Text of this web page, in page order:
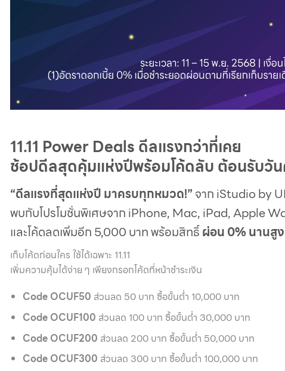
11.11 Power Deals ดีลแรงกว่าที่เคย
ช้อปดีลสุดคุ้มแห่งปีพร้อมโค้ดลับ ต้อนรับวั
“ดีลแรงที่สุดแห่งปี มาครบทุกหมวด!”จาก iStudio by
พบกับโปรโมชั่นพิเศษจาก iPhone, Mac, iPad, Apple
และโค้ดลดเพิ่มอีก 5,000 บาท พร้อมสิทธิ์ผ่อน 0% นานสู
เก็บโค้ดก่อนใคร ใช้ได้เฉพาะ 11.11
เพิ่มความคุ้มได้ง่าย ๆ เพียงกรอกโค้ดที่หน้าชำระเงิน
Code OCUF50 ส่วนลด 50 บาท ซื้อขั้นต่ำ 10,000 บาท
Code OCUF100 ส่วนลด 100 บาท ซื้อขั้นต่ำ 30,000 บาท
Code OCUF200 ส่วนลด 200 บาท ซื้อขั้นต่ำ 50,000 บาท
Code OCUF300 ส่วนลด 300 บาท ซื้อขั้นต่ำ 100,000 บาท